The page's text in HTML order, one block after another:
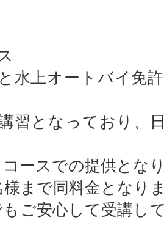
水上オートバイ免
習となっており、
ースでの提供とな
様まで同料金となり
ご安心して受講し